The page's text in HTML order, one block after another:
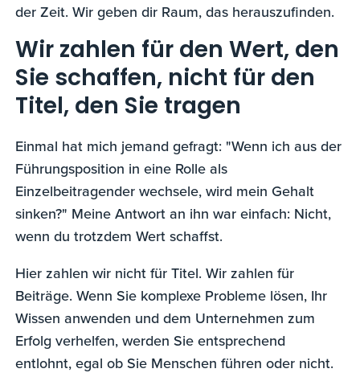
der Zeit. Wir geben dir Raum, das herauszufinden.
Wir zahlen für den Wert, den
Sie schaffen, nicht für den
Titel, den Sie tragen
Einmal hat mich jemand gefragt: "Wenn ich aus der
Führungsposition in eine Rolle als
Einzelbeitragender wechsele, wird mein Gehalt
sinken?" Meine Antwort an ihn war einfach: Nicht,
wenn du trotzdem Wert schaffst.
Hier zahlen wir nicht für Titel. Wir zahlen für
Beiträge. Wenn Sie komplexe Probleme lösen, Ihr
Wissen anwenden und dem Unternehmen zum
Erfolg verhelfen, werden Sie entsprechend
entlohnt, egal ob Sie Menschen führen oder nicht.